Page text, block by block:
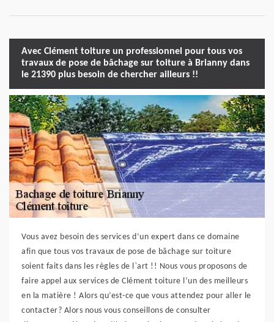
Avec Clément toiture un professionnel pour tous vos
travaux de pose de bâchage sur toiture à Brianny dans
le 21390 plus besoin de chercher ailleurs !!
Vous avez besoin des services d’un expert dans ce domaine
afin que tous vos travaux de pose de bâchage sur toiture
soient faits dans les règles de l`art !! Nous vous proposons de
faire appel aux services de Clément toiture l’un des meilleurs
en la matière ! Alors qu’est-ce que vous attendez pour aller le
contacter? Alors nous vous conseillons de consulter